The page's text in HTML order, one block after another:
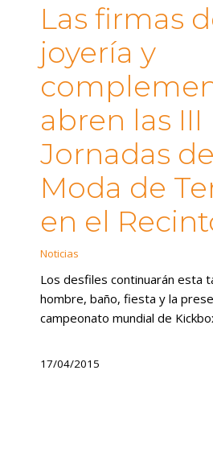
Las firmas
joyería y
abren las III
Jornadas
Moda de
en el
Noticias
Los desfiles continuarán esta
hombre, baño, fiesta y la
campeonato mundial de
17/04/2015